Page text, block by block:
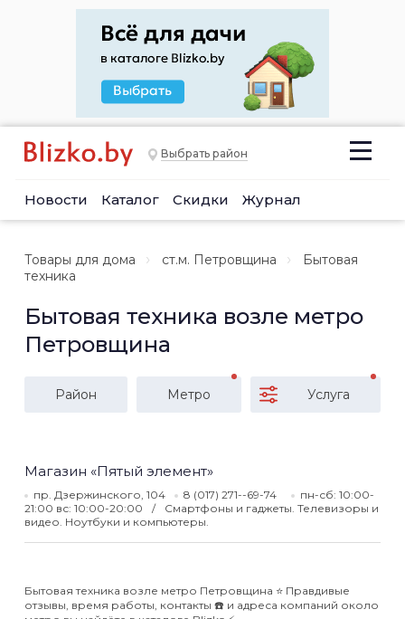
Выбрать район
Новости Каталог Скидки Журнал
Товары для дома ст.м. Петровщина
Бытовая
техника
Бытовая техника возле метро
Петровщина
Район Метро Услуга
Магазин «Пятый элемент»
пр. Дзержинского, 104 8 (017) 271--69-74
пн-сб: 10:00-
21:00 вс: 10:00-20:00
Смартфоны и гаджеты. Телевизоры и
видео. Ноутбуки и компьютеры.
Бытовая техника возле метро Петровщина ⭐️ Правдивые
отзывы, время работы, контакты ☎️ и адреса компаний около